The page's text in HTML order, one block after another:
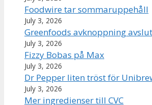
Foodwire tar sommaruppehåll
July 3, 2026
Greenfoods avknoppning
July 3, 2026
Fizzy Bobas på Max
July 3, 2026
Dr Pepper liten tröst för
July 3, 2026
Mer ingredienser till CVC